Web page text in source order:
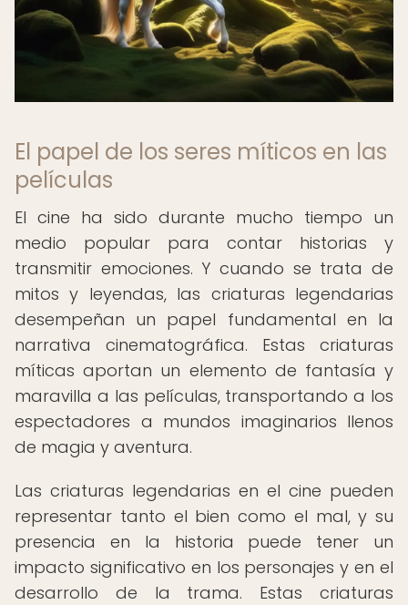
El papel de los seres míticos en las
películas
El cine ha sido durante mucho tiempo un
medio popular para contar historias y
transmitir emociones. Y cuando se trata de
mitos y leyendas, las criaturas legendarias
desempeñan un papel fundamental en la
narrativa cinematográfica. Estas criaturas
míticas aportan un elemento de fantasía y
maravilla a las películas, transportando a los
espectadores a mundos imaginarios llenos
de magia y aventura.
Las criaturas legendarias en el cine pueden
representar tanto el bien como el mal, y su
presencia en la historia puede tener un
impacto significativo en los personajes y en el
desarrollo de la trama. Estas criaturas